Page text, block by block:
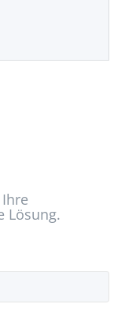
Lösung.